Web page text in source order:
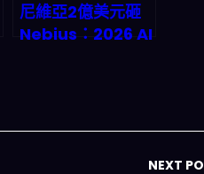
尼維亞2億美元砸
Nebius：2026 AI
NEXT